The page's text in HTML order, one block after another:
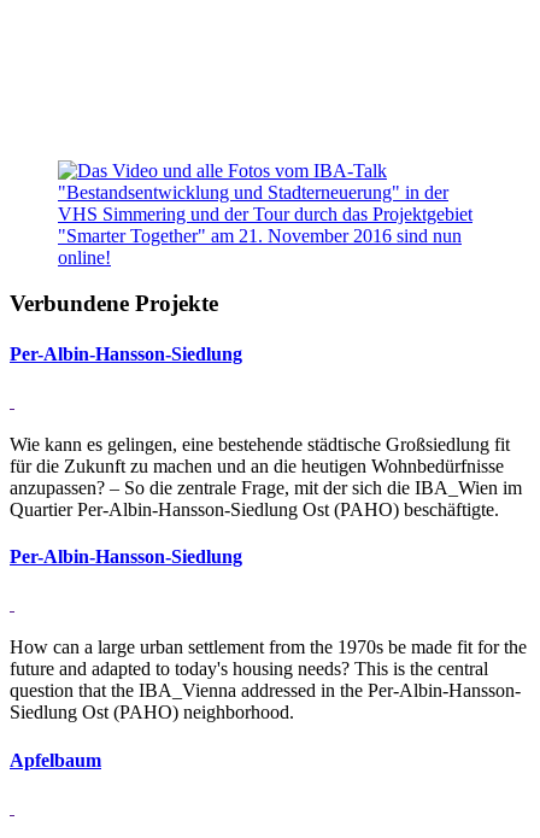
Verbundene Projekte
Per-Albin-Hansson-Sied­lung
Wie kann es gelingen, eine bestehende städtische Großsiedlung fit
für die Zukunft zu machen und an die heutigen Wohnbedürfnisse
anzupassen? – So die zentrale Frage, mit der sich die IBA_Wien im
Quartier Per-Albin-Hansson-Siedlung Ost (PAHO) beschäftigte.
Per-Albin-Hansson-Sied­lung
How can a large urban settlement from the 1970s be made fit for the
future and adapted to today's housing needs? This is the central
question that the IBA_Vienna addressed in the Per-Albin-Hansson-
Siedlung Ost (PAHO) neighborhood.
Ap­fel­baum